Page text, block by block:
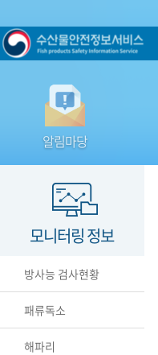
알림마당
모니터링 정보
방사능 검사현황
패류독소
해파리